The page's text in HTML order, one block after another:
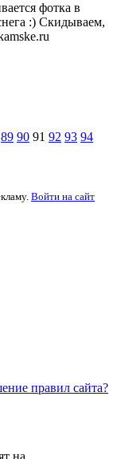
фотка в
:) Скидываем,
89 90 91 92 93 94
Войти на сайт
правил сайта?
на